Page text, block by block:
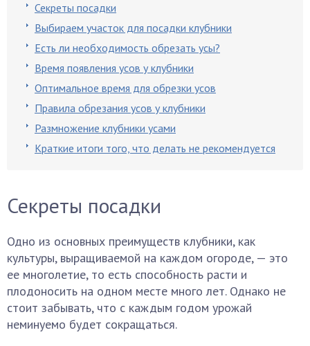
Секреты посадки
Выбираем участок для посадки клубники
Есть ли необходимость обрезать усы?
Время появления усов у клубники
Оптимальное время для обрезки усов
Правила обрезания усов у клубники
Размножение клубники усами
Краткие итоги того, что делать не рекомендуется
Секреты посадки
Одно из основных преимуществ клубники, как
культуры, выращиваемой на каждом огороде, — это
ее многолетие, то есть способность расти и
плодоносить на одном месте много лет. Однако не
стоит забывать, что с каждым годом урожай
неминуемо будет сокращаться.